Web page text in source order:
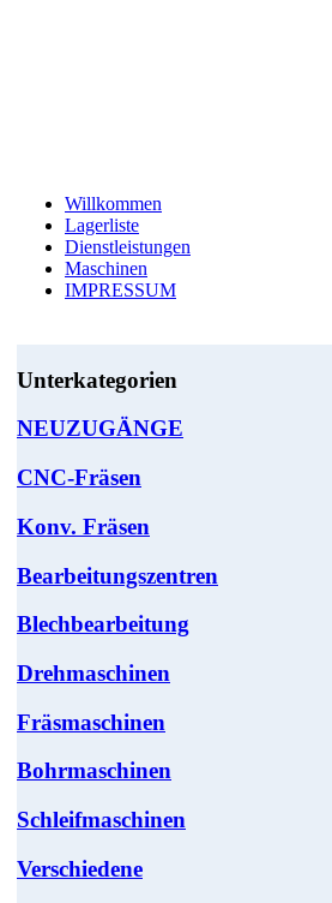
Willkommen
Lagerliste
Dienstleistungen
Maschinen
IMPRESSUM
Unterkategorien
NEUZUGÄNGE
CNC-Fräsen
Konv. Fräsen
Bearbeitungszentren
Blechbearbeitung
Drehmaschinen
Fräsmaschinen
Bohrmaschinen
Schleifmaschinen
Verschiedene